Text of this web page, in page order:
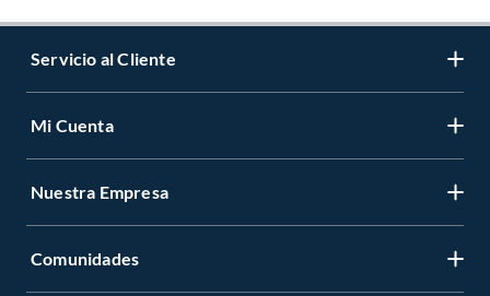
Servicio al Cliente
Contáctanos
Tiendas y horarios
Mi Cuenta
Registrate
Nuestra Empresa
Sobre Nosotros
Comunidades